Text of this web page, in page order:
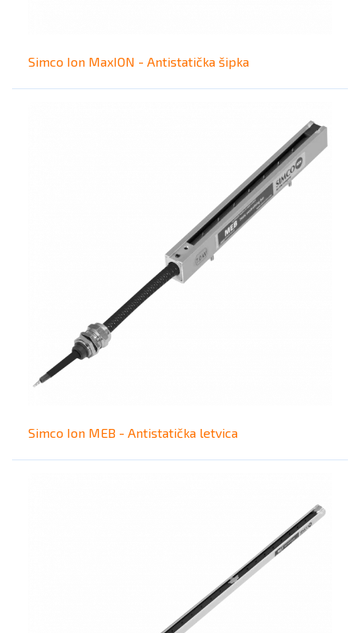
Simco Ion MaxION - Antistatička šipka
Simco Ion MEB - Antistatička letvica